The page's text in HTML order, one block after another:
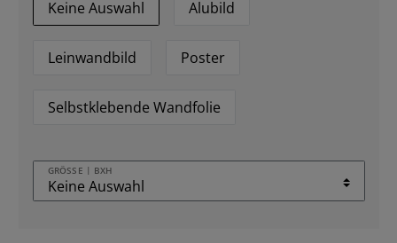
Keine Auswahl
Alubild
Leinwandbild Poster
Selbstklebende Wandfolie
GRÖSSE | BXH